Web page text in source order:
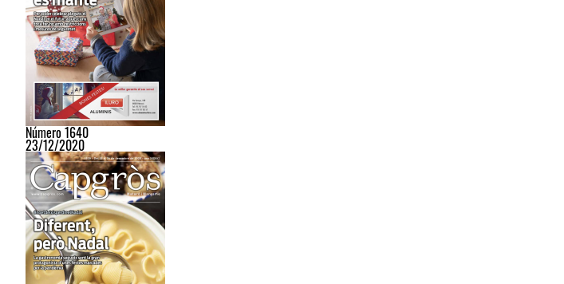
Número 1640
23/12/2020